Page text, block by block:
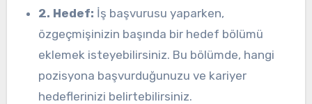
2. Hedef: İş başvurusu yaparken,
özgeçmişinizin başında bir hedef bölümü
eklemek isteyebilirsiniz. Bu bölümde, hangi
pozisyona başvurduğunuzu ve kariyer
hedeflerinizi belirtebilirsiniz.